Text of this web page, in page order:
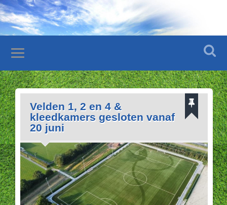
Velden 1, 2 en 4 &
kleedkamers gesloten vanaf
20 juni